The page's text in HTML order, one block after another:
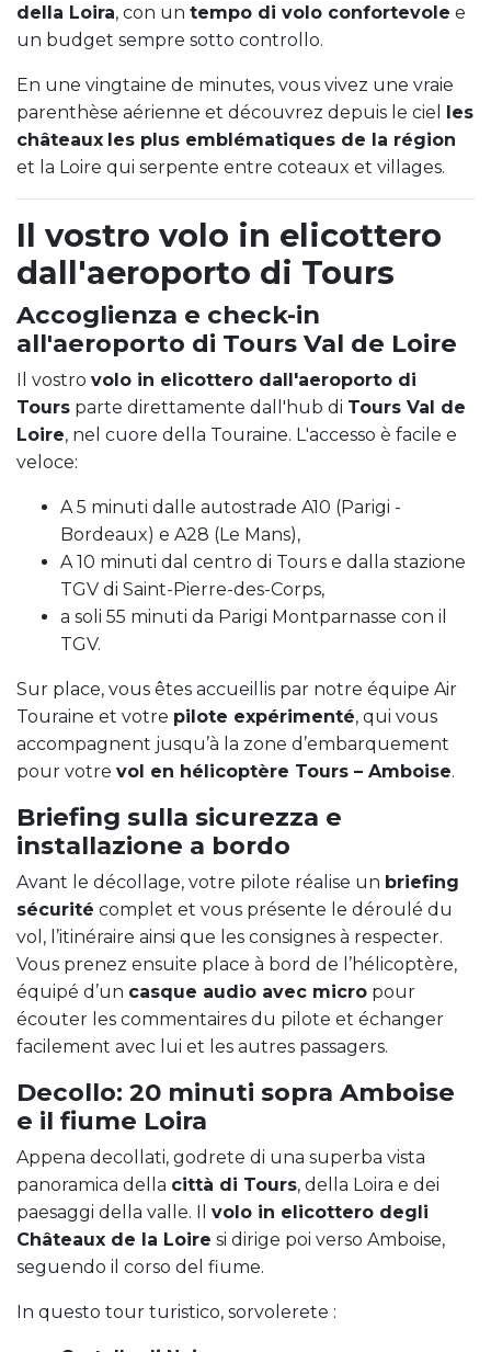
della Loira, con un tempo di volo confortevole e
un budget sempre sotto controllo.
En une vingtaine de minutes, vous vivez une vraie
parenthèse aérienne et découvrez depuis le ciel les
châteaux les plus emblématiques de la région
et la Loire qui serpente entre coteaux et villages.
Il vostro volo in elicottero
dall'aeroporto di Tours
Accoglienza e check-in
all'aeroporto di Tours Val de Loire
Il vostro volo in elicottero dall'aeroporto di
Tours parte direttamente dall'hub di Tours Val de
Loire, nel cuore della Touraine. L'accesso è facile e
veloce:
A 5 minuti dalle autostrade A10 (Parigi -
Bordeaux) e A28 (Le Mans),
A 10 minuti dal centro di Tours e dalla stazione
TGV di Saint-Pierre-des-Corps,
a soli 55 minuti da Parigi Montparnasse con il
TGV.
Sur place, vous êtes accueillis par notre équipe Air
Touraine et votre pilote expérimenté, qui vous
accompagnent jusqu’à la zone d’embarquement
pour votre vol en hélicoptère Tours – Amboise.
Briefing sulla sicurezza e
installazione a bordo
Avant le décollage, votre pilote réalise un briefing
sécurité complet et vous présente le déroulé du
vol, l’itinéraire ainsi que les consignes à respecter.
Vous prenez ensuite place à bord de l’hélicoptère,
équipé d’un casque audio avec micro pour
écouter les commentaires du pilote et échanger
facilement avec lui et les autres passagers.
Decollo: 20 minuti sopra Amboise
e il fiume Loira
Appena decollati, godrete di una superba vista
panoramica della città di Tours, della Loira e dei
paesaggi della valle. Il volo in elicottero degli
Châteaux de la Loire si dirige poi verso Amboise,
seguendo il corso del fiume.
In questo tour turistico, sorvolerete :